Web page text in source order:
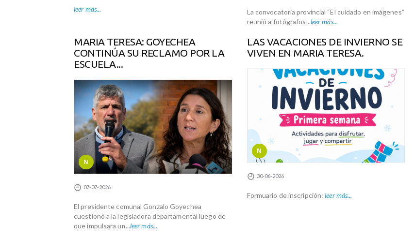
leer más...
La convocatoria provincial “El cuidado en imágenes”
reunió a fotógrafos...leer más...
MARIA TERESA: GOYECHEA
CONTINÚA SU RECLAMO POR LA
ESCUELA...
N
07-07-2026
El presidente comunal Gonzalo Goyechea
cuestionó a la legisladora departamental luego de
que impulsara un...leer más...
LAS VACACIONES DE INVIERNO SE
VIVEN EN MARIA TERESA.
N
30-06-2026
Formuario de inscripción:leer más...